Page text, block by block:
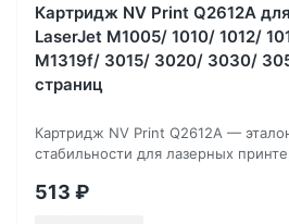
Картридж NV Print Q2612A
LaserJet M1005/ 1010/ 1012/
M1319f/ 3015/ 3020/ 3030/
страниц
Картридж NV Print Q2612A —
стабильности для лазерных
513 ₽